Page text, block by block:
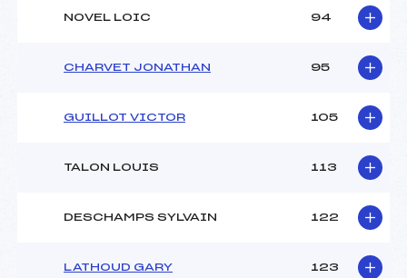
NOVEL LOIC 94
CHARVET JONATHAN 95
GUILLOT VICTOR 105
TALON LOUIS 113
DESCHAMPS SYLVAIN 122
LATHOUD GARY 123